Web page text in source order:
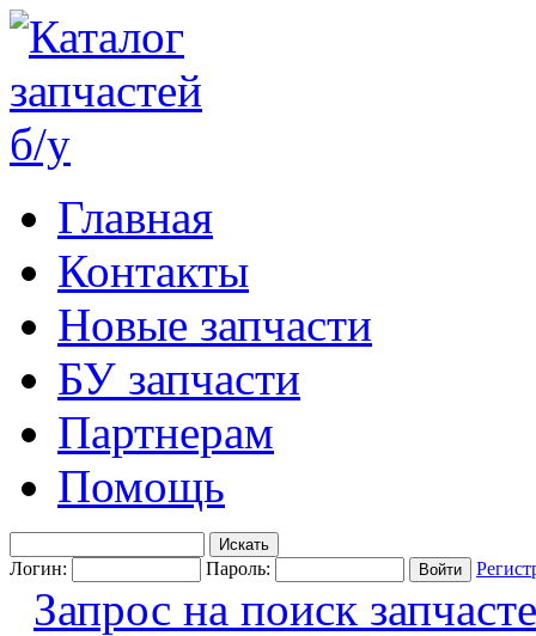
Главная
Контакты
Новые запчасти
БУ запчасти
Партнерам
Помощь
Логин: Пароль:
Запрос на поиск